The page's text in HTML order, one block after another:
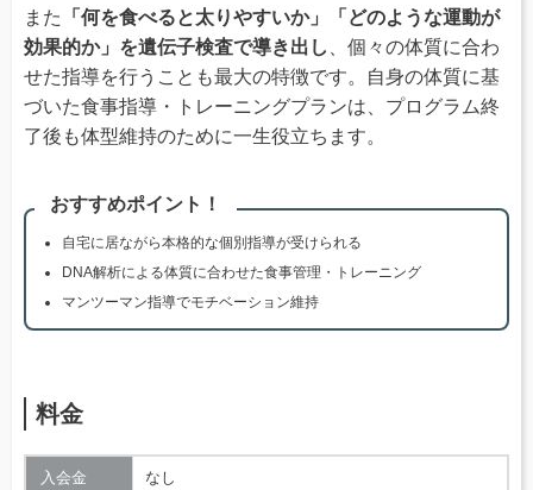
また
「何を食べると太りやすいか」「どのような運動が
効果的か」を遺伝子検査で導き出し
、個々の体質に合わ
せた指導を行うことも最大の特徴です。自身の体質に基
づいた食事指導・トレーニングプランは、プログラム終
了後も体型維持のために一生役立ちます。
おすすめポイント！
自宅に居ながら本格的な個別指導が受けられる
DNA解析による体質に合わせた食事管理・トレーニング
マンツーマン指導でモチベーション維持
料金
入会金 なし